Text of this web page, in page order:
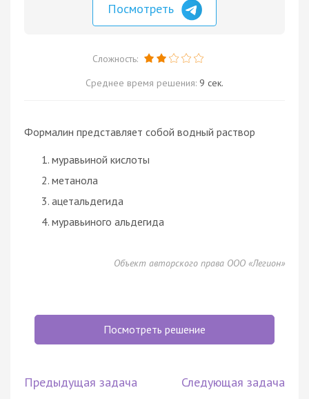
Посмотреть
Сложность:
Среднее время решения: 9 сек.
Формалин представляет собой водный раствор
муравьиной кислоты
метанола
ацетальдегида
муравьиного альдегида
Объект авторского права ООО «Легион»
Посмотреть решение
Предыдущая задача Следующая задача